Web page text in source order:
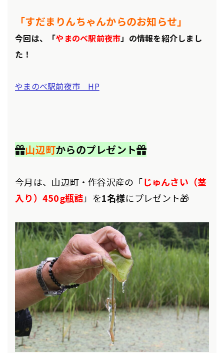
「すだまりんちゃんからのお知らせ」
今回は、「やまのべ駅前夜市」の情報を紹介しまし
た！
やまのべ駅前夜市 HP
🎁山辺町からのプレゼント🎁
今月は、山辺町・作谷沢産の「じゅんさい（茎
入り）450g瓶詰」を1名様にプレゼント🎁